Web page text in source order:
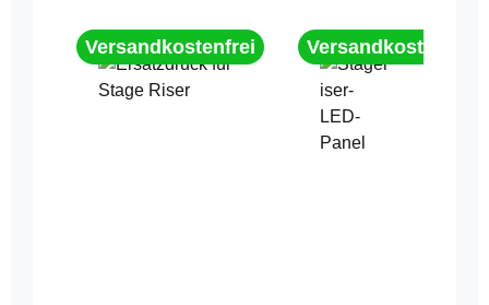
Versandkostenfrei Versandkostenfrei